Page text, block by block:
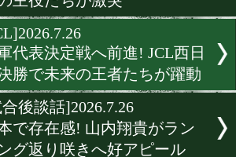
[試合後談話]2026.7.29
だから新人王戦は面白い!
わせと初KOで沸いた熱戦
[試合後談話]2026.7.27
繰り上がったメインで意地
突! 中里陽向vs星野凌!